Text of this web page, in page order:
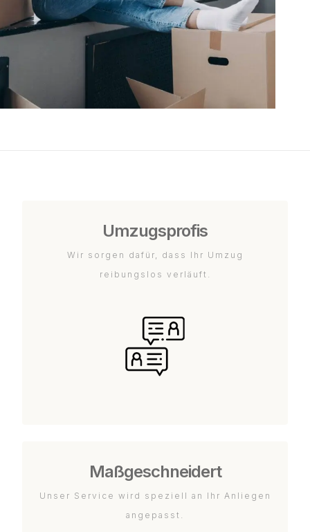
Umzugsprofis
Wir sorgen dafür, dass Ihr Umzug
reibungslos verläuft.
Maßgeschneidert
Unser Service wird speziell an Ihr Anliegen
angepasst.